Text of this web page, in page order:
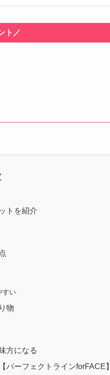
ト／
トを紹介
すい
物
方になる
ーフェクトラインforFACE】